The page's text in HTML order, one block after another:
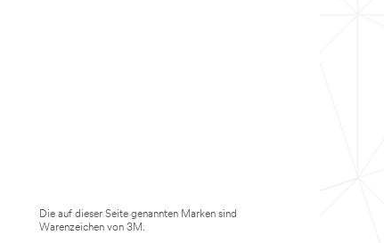
Die auf dieser Seite genannten Marken sind
Warenzeichen von 3M.